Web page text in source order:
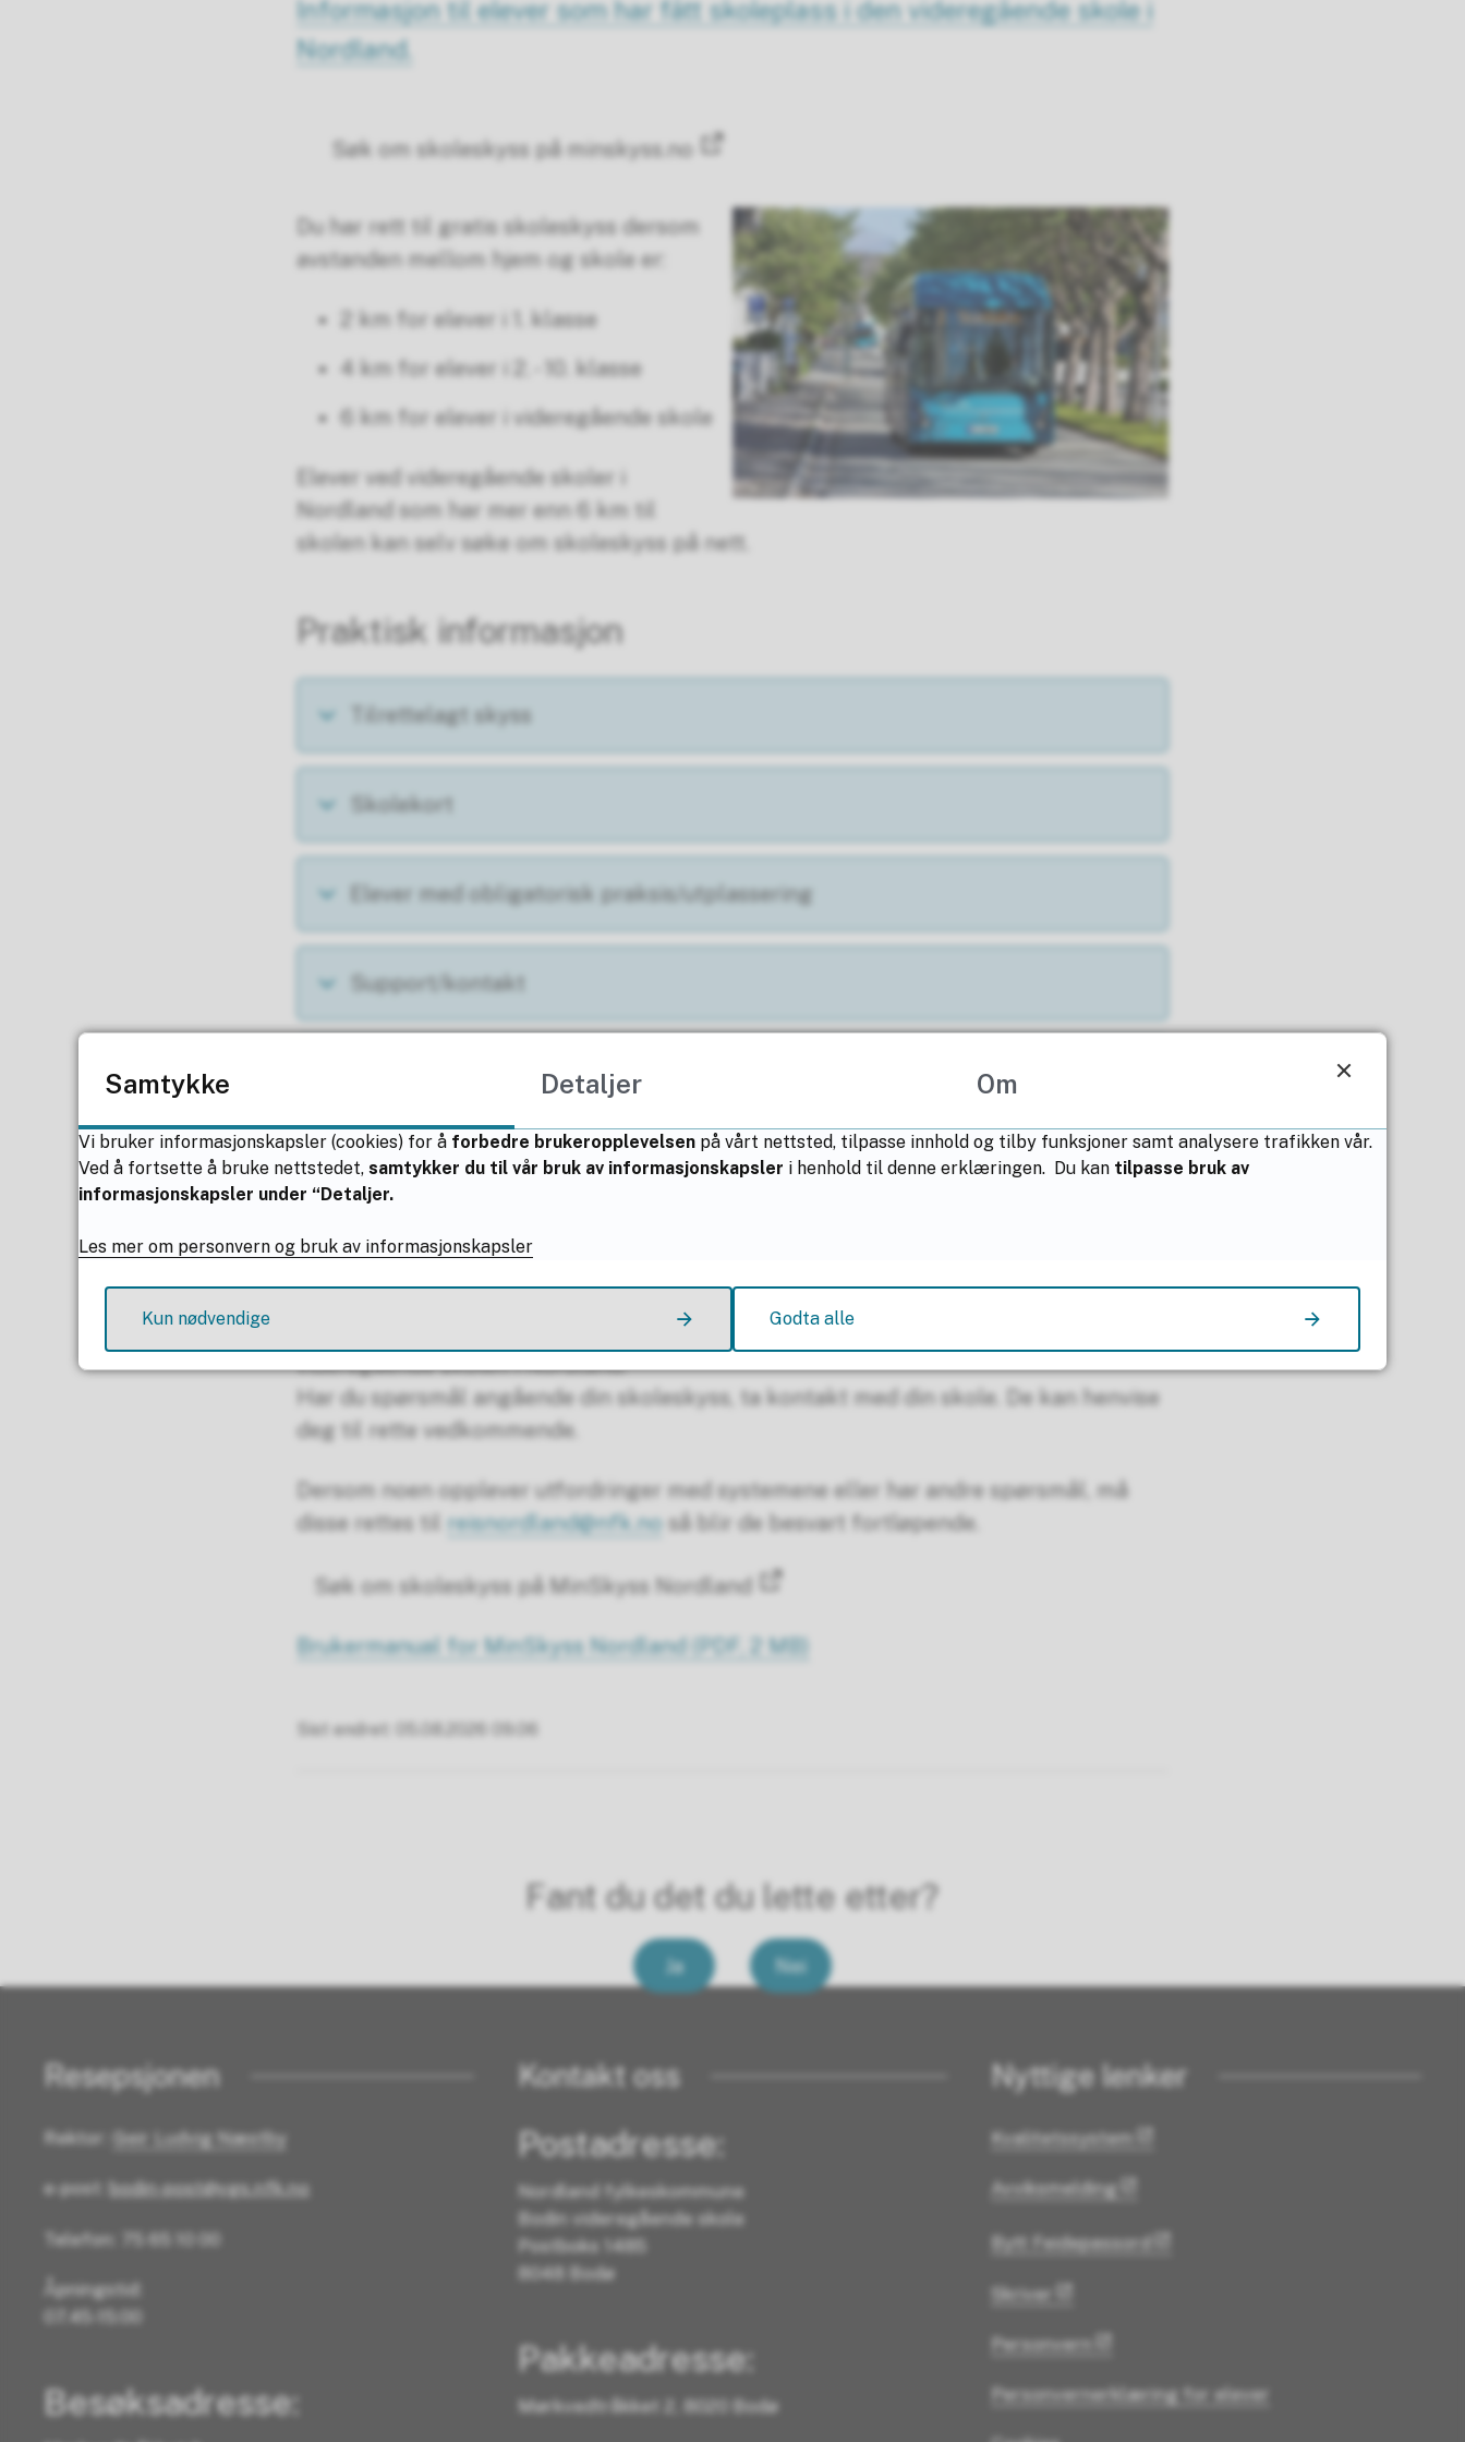
Informasjon til elever som har fått skoleplass i den videregående skole i
Nordland.
Søk om skoleskyss på minskyss.no
Du har rett til gratis skoleskyss dersom
avstanden mellom hjem og skole er:
2 km for elever i 1. klasse
4 km for elever i 2. - 10. klasse
6 km for elever i videregående skole
Elever ved videregående skoler i
Nordland som har mer enn 6 km til
skolen kan selv søke om skoleskyss på nett.
Praktisk informasjon
Tilrettelagt skyss
Skolekort
Elever med obligatorisk praksis/utplassering
Support/kontakt
Søknad om skoleskyss utenfor fylket
Delt bosted
Mistet/ødelagt kort
Det er fylkeskommunen som har ansvaret for skyss av elever i grunnskolen og den
videregående skolen i Nordland.
Har du spørsmål angående din skoleskyss, ta kontakt med din skole. De kan henvise
deg til rette vedkommende.
Dersom noen opplever utfordringer med systemene eller har andre spørsmål, må
disse rettes til reisnordland@nfk.no så blir de besvart fortløpende.
Søk om skoleskyss på MinSkyss Nordland
Brukermanual for MinSkyss Nordland (PDF, 2 MB)
Sist endret 05.08.2026 09.06
Fant du det du lette etter?
Ja Nei
Resepsjonen
Rektor: Geir Ludvig Næstby
e-post: bodin-post@vgs.nfk.no
Telefon: 75 65 10 00
Åpningstid:
07.45-15:00
Besøksadresse:
Kontakt oss
Postadresse:
Nordland fylkeskommune
Bodin videregående skole
Postboks 1485
8048 Bodø
Pakkeadresse:
Mørkvedtråkket 2, 8020 Bodø
Nyttige lenker
Kvalitetssystem
Avviksmelding
Bytt Feidepassord
Skriver
Personvern
Personvernerklæring for elever
Samtykke Detaljer Om
Vi bruker informasjonskapsler (cookies) for å forbedre brukeropplevelsen på vårt nettsted, tilpasse innhold og tilby funksjoner samt analysere trafikken vår.
Ved å fortsette å bruke nettstedet, samtykker du til vår bruk av informasjonskapsler i henhold til denne erklæringen. Du kan tilpasse bruk av
informasjonskapsler under “Detaljer.
Les mer om personvern og bruk av informasjonskapsler
Kun nødvendige Godta alle